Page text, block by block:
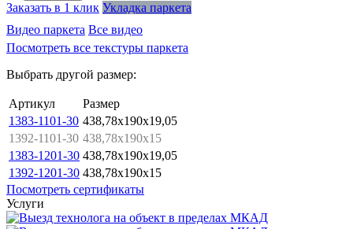
Заказать в 1 клик Укладка паркета
Видео паркета Все видео
Посмотреть все текстуры паркета
Выбрать другой размер:
Артикул
Размер
1383-1101-30 438,78x190x19,05
1392-1101-30 438,78x190x15
1383-1201-30 438,78x190x19,05
1392-1201-30 438,78x190x15
Посмотреть сертификаты
Услуги